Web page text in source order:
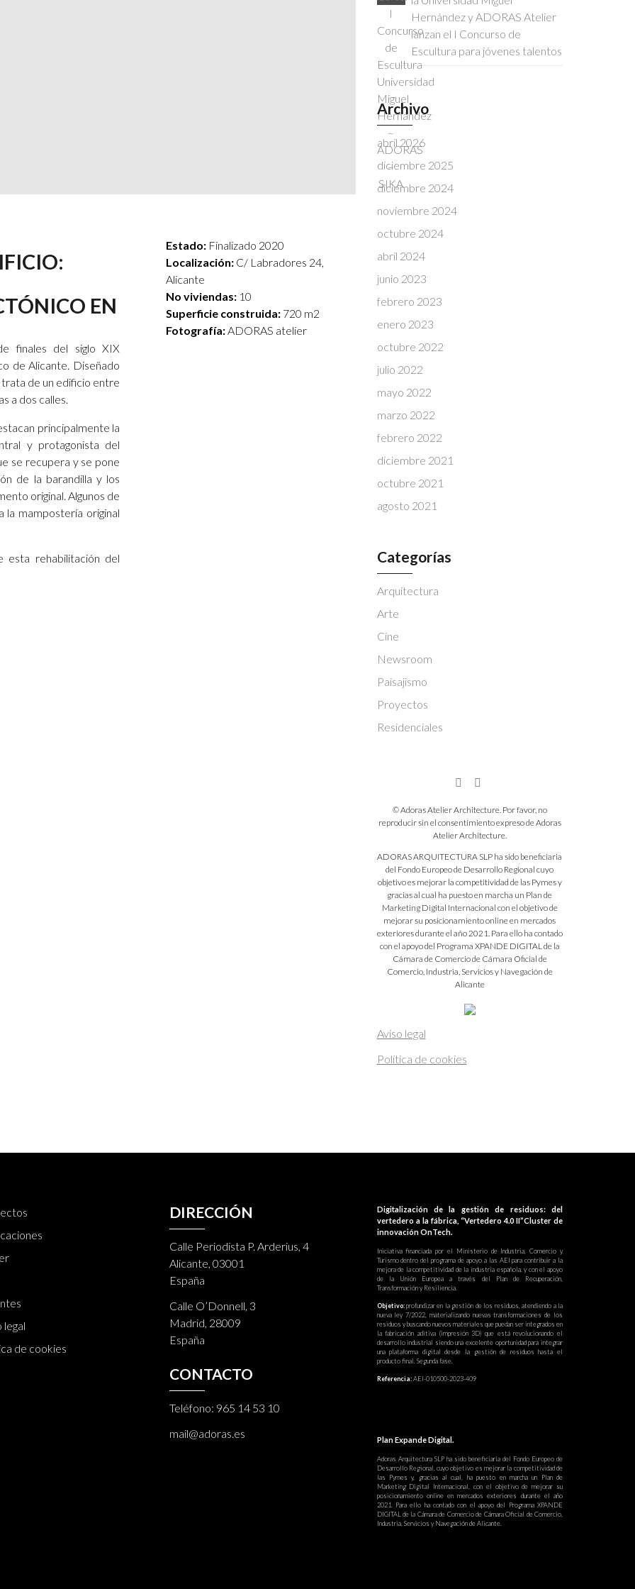
EN
finales del siglo XIX
de Alicante. Diseñado
de un edificio entre
a dos calles.
principalmente la
y protagonista del
se recupera y se pone
de la barandilla y los
original. Algunos de
la mampostería original
rehabilitación del
Estado: Finalizado 2020
Localización: C/ Labradores 24,
Alicante
No viviendas: 10
Superficie construida: 720 m2
Fotografía:ADORAS atelier
Hernández y ADORAS Atelier
lanzan el I Concurso de
Escultura para jóvenes talentos
Archivo
abril 2026
diciembre 2025
diciembre 2024
noviembre 2024
octubre 2024
abril 2024
junio 2023
febrero 2023
enero 2023
octubre 2022
julio 2022
mayo 2022
marzo 2022
febrero 2022
diciembre 2021
octubre 2021
agosto 2021
Categorías
Arquitectura
Arte
Cine
Newsroom
Paisajismo
Proyectos
Residenciales
© Adoras Atelier Architecture. Por favor, no
reproducir sin el consentimiento expreso de Adoras
Atelier Architecture.
ADORAS ARQUITECTURA SLP ha sido beneficiaria
del Fondo Europeo de Desarrollo Regional cuyo
objetivo es mejorar la competitividad de las Pymes y
gracias al cual ha puesto en marcha un Plan de
Marketing Digital Internacional con el objetivo de
mejorar su posicionamiento online en mercados
exteriores durante el año 2021. Para ello ha contado
con el apoyo del Programa XPANDE DIGITAL de la
Cámara de Comercio de Cámara Oficial de
Comercio, Industria, Servicios y Navegación de
Alicante
Aviso legal
Política de cookies
legal
de cookies
DIRECCIÓN
Calle Periodista P. Arderius, 4
Alicante, 03001
España
Calle O’Donnell, 3
Madrid, 28009
España
CONTACTO
Teléfono: 965 14 53 10
mail@adoras.es
Digitalización de la gestión de residuos: del
vertedero a la fábrica, “Vertedero 4.0 II”Cluster de
innovación OnTech.
Iniciativa financiada por el Ministerio de Industria, Comercio y
Turismo dentro del programa de apoyo a las AEI para contribuir a la
mejora de la competitividad de la industria española, y con el apoyo
de la Unión Europea a través del Plan de Recuperación,
Transformación y Resiliencia.
Objetivo:profundizar en la gestión de los residuos, atendiendo a la
nueva ley 7/2022, materializando nuevas transformaciones de los
residuos y buscando nuevos materiales que puedan ser integrados en
la fabricación aditiva (impresión 3D) que está revolucionando el
desarrollo industrial siendo una excelente oportunidad para integrar
una plataforma digital desde la gestión de residuos hasta el
producto final. Segunda fase.
Referencia:AEI-010500-2023-409
Plan Expande Digital.
Adoras Arquitectura SLP ha sido beneficiaria del Fondo Europeo de
Desarrollo Regional, cuyo objetivo es mejorar la competitividad de
las Pymes y, gracias al cual, ha puesto en marcha un Plan de
Marketing Digital Internacional, con el objetivo de mejorar su
posicionamiento online en mercados exteriores durante el año
2021. Para ello ha contado con el apoyo del Programa XPANDE
DIGITAL de la Cámara de Comercio de Cámara Oficial de Comercio,
Industria, Servicios y Navegación de Alicante.